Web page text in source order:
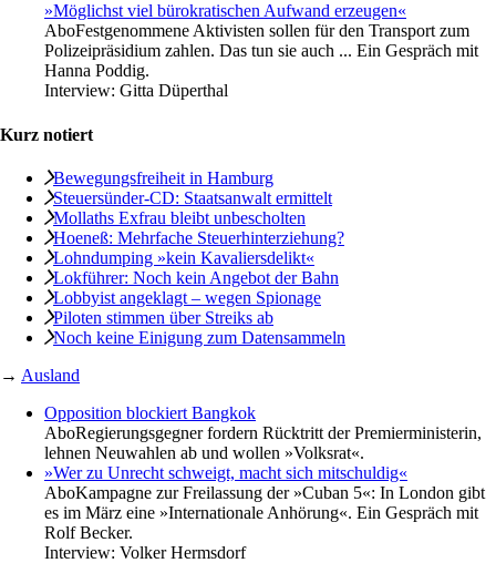
»Möglichst viel bürokratischen Aufwand erzeugen«
AboFestgenommene Aktivisten sollen für den Transport zum
Polizeipräsidium zahlen. Das tun sie auch ... Ein Gespräch mit
Hanna Poddig.
Interview: Gitta Düperthal
Kurz notiert
Bewegungsfreiheit in Hamburg
Steuersünder-CD: Staatsanwalt ermittelt
Mollaths Exfrau bleibt unbescholten
Hoeneß: Mehrfache Steuerhinterziehung?
Lohndumping »kein Kavaliersdelikt«
Lokführer: Noch kein Angebot der Bahn
Lobbyist angeklagt – wegen Spionage
Piloten stimmen über Streiks ab
Noch keine Einigung zum Datensammeln
→ Ausland
Opposition blockiert Bangkok
AboRegierungsgegner fordern Rücktritt der Premierministerin,
lehnen Neuwahlen ab und wollen »Volksrat«.
»Wer zu Unrecht schweigt, macht sich mitschuldig«
AboKampagne zur Freilassung der »Cuban 5«: In London gibt
es im März eine »Internationale Anhörung«. Ein Gespräch mit
Rolf Becker.
Interview: Volker Hermsdorf